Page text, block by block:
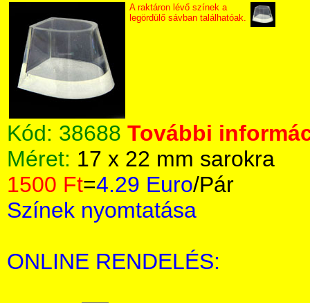
A raktáron lévő színek a
legördülő sávban találhatóak.
Kód: 38688 További
Méret: 17 x 22 mm sarokra
1500 Ft=4.29 Euro/Pár
Színek nyomtatása
ONLINE RENDELÉS: